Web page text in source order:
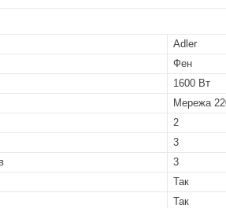
Adler
Фен
1600 Вт
Мережа
2
3
3
Так
Так